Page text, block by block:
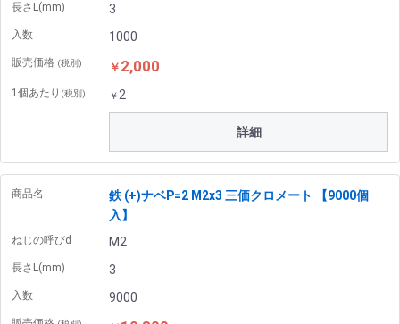
長さL(mm) 3
入数 1000
販売価格 (税別) ￥ 2,000
1個あたり (税別) ￥2
詳細
商品名
鉄 (+)ナベP=2 M2x3 三価クロメート 【9000個
入】
ねじの呼びd M2
長さL(mm) 3
入数 9000